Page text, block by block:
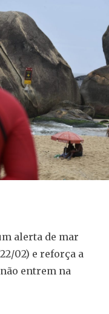
alerta de mar
02) e reforça a
entrem na